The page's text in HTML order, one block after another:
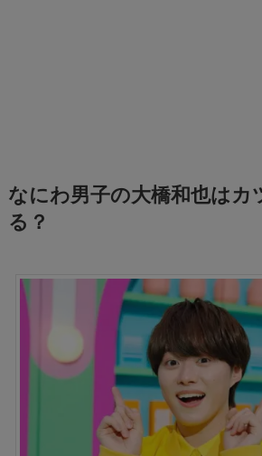
なにわ男子の大橋和也はカ
る？